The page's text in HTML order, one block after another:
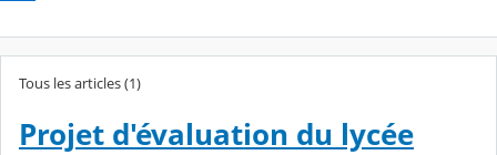
Tous les articles (1)
Projet d'évaluation du lycée